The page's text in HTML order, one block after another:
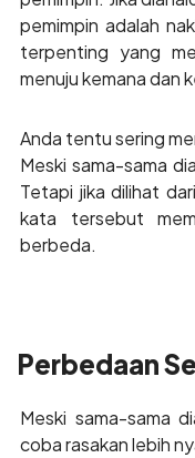
pemimpin adalah
terpenting yang
menuju kemana dan
Anda tentu sering
Meski sama-sama
Tetapi jika dilihat
kata tersebut
berbeda.
Perbedaan
Meski sama-sama
coba rasakan lebih